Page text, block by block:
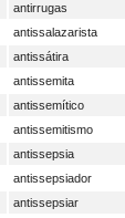
antirrugas
antissalazarista
antissátira
antissemita
antissemítico
antissemitismo
antissepsia
antissepsiador
antissepsiar